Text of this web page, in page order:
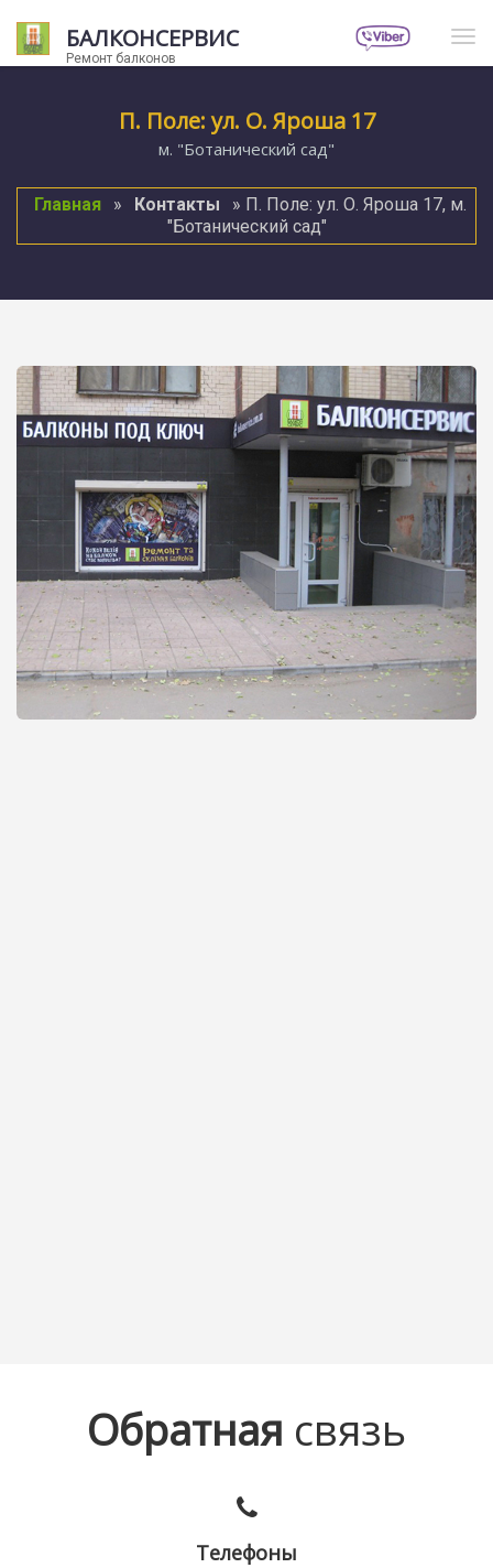
БАЛКОНСЕРВИС
Ремонт балконов
П. Поле: ул. О. Яроша 17
м. "Ботанический сад"
Главная » Контакты
» П. Поле: ул. О. Яроша 17, м.
"Ботанический сад"
Обратная связь
Телефоны